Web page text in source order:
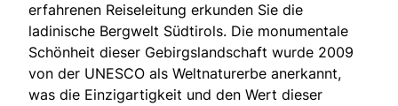
erfahrenen Reiseleitung erkunden Sie die
ladinische Bergwelt Südtirols. Die monumentale
Schönheit dieser Gebirgslandschaft wurde 2009
von der UNESCO als Weltnaturerbe anerkannt,
was die Einzigartigkeit und den Wert dieser